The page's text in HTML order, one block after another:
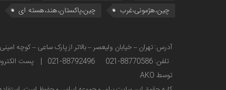
چین،هژمونی،غرب
چین،پاکستان،هند،هسته ای
تلفن: 88770586-021 88792496-021 | پست الکترونیک سردبیر ایراس : sardabir@iras.ir |
توسط AKO